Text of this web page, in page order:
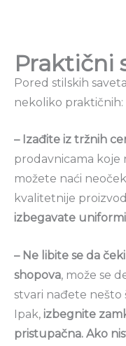
Praktični
Pored stilskih
nekoliko praktičnih:
– Izađite iz tržnih
prodavnicama koje
možete naći
kvalitetnije
izbegavate
– Ne libite se da
shopova, može se
stvari nađete nešto
Ipak, izbegnite
pristupačna. Ako